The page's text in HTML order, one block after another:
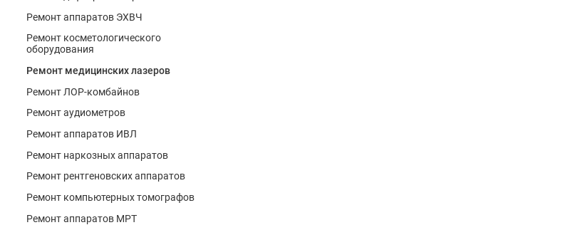
Ремонт аппаратов ЭХВЧ
Ремонт косметологического
оборудования
Ремонт медицинских лазеров
Ремонт ЛОР-комбайнов
Ремонт аудиометров
Ремонт аппаратов ИВЛ
Ремонт наркозных аппаратов
Ремонт рентгеновских аппаратов
Ремонт компьютерных томографов
Ремонт аппаратов МРТ